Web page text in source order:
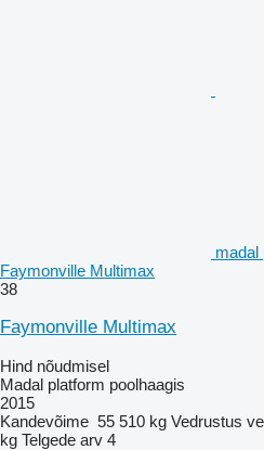
madal
Faymonville Multimax
38
Faymonville Multimax
Hind nõudmisel
Madal platform poolhaagis
2015
Kandevõime 55 510 kg Vedrustus
kg Telgede arv 4